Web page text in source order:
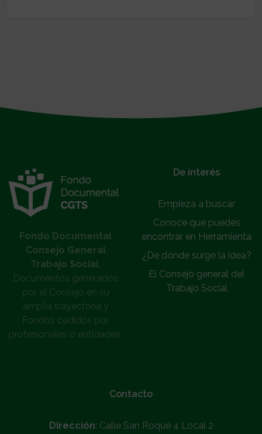
Fondo Documental
Consejo General
Trabajo Social.
Documentos generados
por el Consejo en su
amplia trayectoria y
Fondos cedidos por
profesionales o entidades.
De interés
Empieza a buscar
Conoce que puedes
encontrar en Herramienta
¿De dónde surge la idea?
El Consejo general del
Trabajo Social
Contacto
Dirección: Calle San Roque 4 Local 2